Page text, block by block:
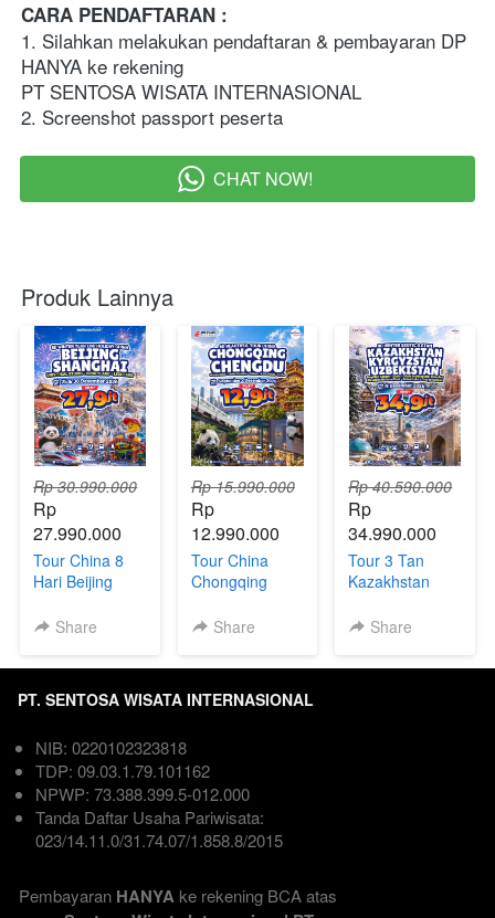
CARA PENDAFTARAN :
1. Silahkan melakukan pendaftaran & pembayaran DP
HANYA ke rekening
PT SENTOSA WISATA INTERNASIONAL
2. Screenshot passport peserta
` CHAT NOW!
Produk Lainnya
Rp 30.990.000
Rp
27.990.000
Tour China 8
Hari Beijing
Universal
Disneyland &
Share
Rp 15.990.000
Rp
12.990.000
Tour China
Chongqing
| Direct Flight
Share
Rp 40.590.000
Rp
34.990.000
Tour 3 Tan
Kazakhstan
Kyrgyzstan 9
Share
PT. SENTOSA WISATA INTERNASIONAL
NIB: 0220102323818
TDP: 09.03.1.79.101162
NPWP: 73.388.399.5-012.000
Tanda Daftar Usaha Pariwisata:
023/14.11.0/31.74.07/1.858.8/2015
Pembayaran HANYA ke rekening BCA atas